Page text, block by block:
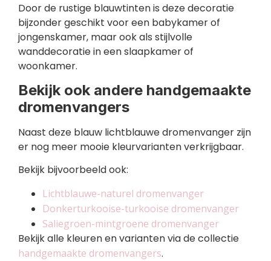
Door de rustige blauwtinten is deze decoratie
bijzonder geschikt voor een babykamer of
jongenskamer, maar ook als stijlvolle
wanddecoratie in een slaapkamer of
woonkamer.
Bekijk ook andere handgemaakte
dromenvangers
Naast deze blauw lichtblauwe dromenvanger zijn
er nog meer mooie kleurvarianten verkrijgbaar.
Bekijk bijvoorbeeld ook:
Lichtblauwe-naturel dromenvanger
Donkerturkooise-turkooise dromenvanger
Saliegroen-mintgroene dromenvanger
Bekijk alle kleuren en varianten via de collectie
handgemaakte dromenvangers.